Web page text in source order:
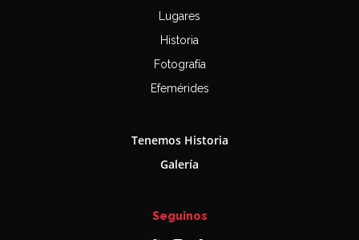
Lugares
Historia
Fotografía
Efemérides
Tenemos Historia
Galería
Seguinos